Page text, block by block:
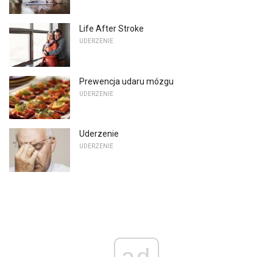
Life After Stroke
UDERZENIE
Prewencja udaru mózgu
UDERZENIE
Uderzenie
UDERZENIE